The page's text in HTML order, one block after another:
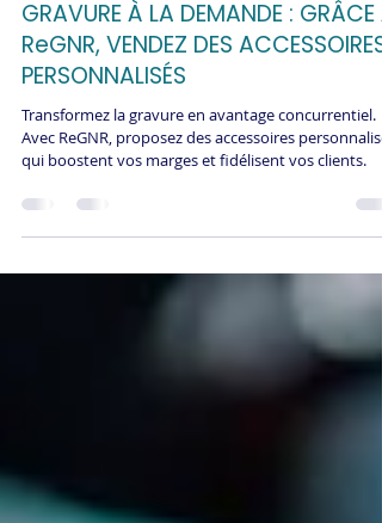
10 déc. 2025
GRAVURE À LA DEMANDE : GRÂCE À
ReGNR, VENDEZ DES ACCESSOIRES
PERSONNALISÉS
Avec ReGNR, proposez des accessoires